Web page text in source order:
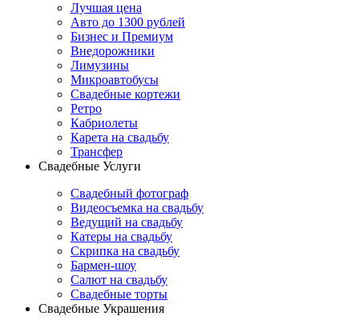
Лучшая цена
Авто до 1300 рублей
Бизнес и Премиум
Внедорожники
Лимузины
Микроавтобусы
Свадебные кортежи
Ретро
Кабриолеты
Карета на свадьбу
Трансфер
Свадебные Услуги
Свадебный фотограф
Видеосъемка на свадьбу
Ведущий на свадьбу
Катеры на свадьбу
Скрипка на свадьбу
Бармен-шоу
Салют на свадьбу
Свадебные торты
Свадебные Украшения